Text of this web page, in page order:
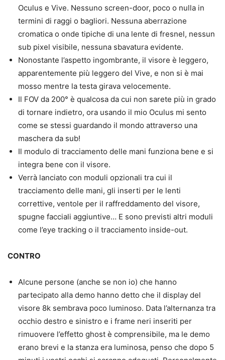
Oculus e Vive. Nessuno screen-door, poco o nulla in
termini di raggi o bagliori. Nessuna aberrazione
cromatica o onde tipiche di una lente di fresnel, nessun
sub pixel visibile, nessuna sbavatura evidente.
Nonostante l’aspetto ingombrante, il visore è leggero,
apparentemente più leggero del Vive, e non si è mai
mosso mentre la testa girava velocemente.
Il FOV da 200° è qualcosa da cui non sarete più in grado
di tornare indietro, ora usando il mio Oculus mi sento
come se stessi guardando il mondo attraverso una
maschera da sub!
Il modulo di tracciamento delle mani funziona bene e si
integra bene con il visore.
Verrà lanciato con moduli opzionali tra cui il
tracciamento delle mani, gli inserti per le lenti
correttive, ventole per il raffreddamento del visore,
spugne facciali aggiuntive… E sono previsti altri moduli
come l’eye tracking o il tracciamento inside-out.
CONTRO
Alcune persone (anche se non io) che hanno
partecipato alla demo hanno detto che il display del
visore 8k sembrava poco luminoso. Data l’alternanza tra
occhio destro e sinistro e i frame neri inseriti per
rimuovere l’effetto ghost è comprensibile, ma le demo
erano brevi e la stanza era luminosa, penso che dopo 5